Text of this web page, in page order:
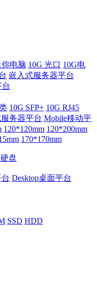
电脑 10G 光口 10G电
嵌入式服务器平台
台
10G SFP+ 10G RJ45
务器平台 Mobile移动平
120*120mm 120*200mm
170*170mm
盘
Desktop桌面平台
SSD HDD